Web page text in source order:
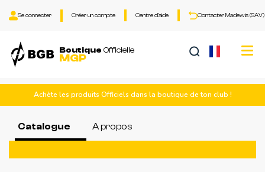
Centre d'aide Contacter Madewis (SAV)
Créer un compte
Se connecter
Boutique Officielle
MGP
Achète les produits Officiels dans la boutique de ton club !
Catalogue A propos